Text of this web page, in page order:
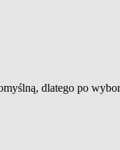
dlatego po